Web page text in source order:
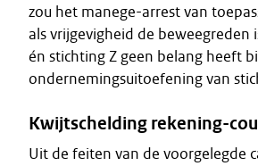
zou het manege-arrest van
als vrijgevigheid de beweegreden
én stichting Z geen belang heeft
ondernemingsuitoefening van
Kwijtschelding rekening-
Uit de feiten van de voorgelegde